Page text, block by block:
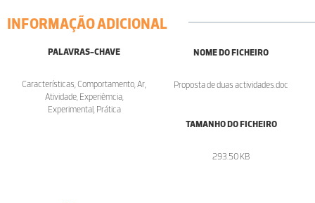
INFORMAÇÃO ADICIONAL
PALAVRAS-CHAVE
Características, Comportamento, Ar,
Atividade, Experiêmcia,
Experimental, Prática
NOME DO FICHEIRO
Proposta de duas actividades.doc
TAMANHO DO FICHEIRO
293.50 KB